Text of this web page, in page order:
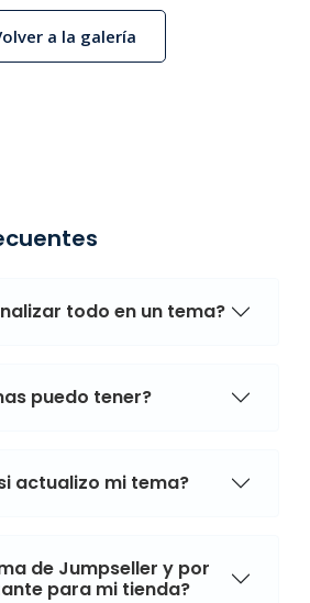
a la galería
todo en un tema?
puedo tener?
actualizo mi tema?
de Jumpseller y por
para mi tienda?